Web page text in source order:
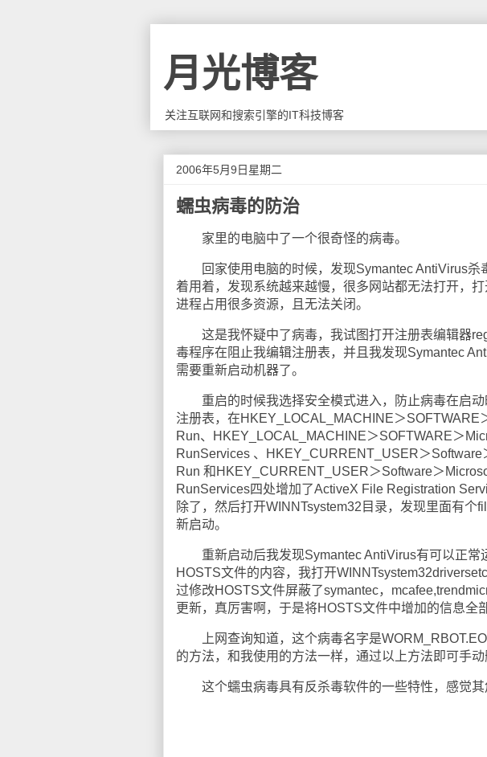
月光博客
关注互联网和搜索引擎的IT科技博客
2006年5月9日星期二
蠕虫病毒的防治
家里的电脑中了一个很奇怪的病毒。
回家使用电脑的时候，发现Symantec AntiVirus杀
着用着，发现系统越来越慢，很多网站都无法打开，
进程占用很多资源，且无法关闭。
这是我怀疑中了病毒，我试图打开注册表编辑器
毒程序在阻止我编辑注册表，并且我发现Symantec
需要重新启动机器了。
重启的时候我选择安全模式进入，防止病毒在启动
注册表，在HKEY_LOCAL_MACHINE＞SOFTWARE
Run、HKEY_LOCAL_MACHINE＞SOFTWARE＞
RunServices 、HKEY_CURRENT_USER＞
Run 和HKEY_CURRENT_USER＞Software＞
RunServices四处增加了ActiveX File Registration
除了，然后打开WINNTsystem32目录，发现里面有
新启动。
重新启动后我发现Symantec AntiVirus有可以正常
HOSTS文件的内容，我打开
过修改HOSTS文件屏蔽了symantec，
更新，真厉害啊，于是将HOSTS文件中增加的信息全
上网查询知道，这个病毒名字是
的方法，和我使用的方法一样，通过以上方法即可手动
这个蠕虫病毒具有反杀毒软件的一些特性，感觉其